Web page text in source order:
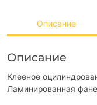
Описание
Описание
Клееное
Ламинированная